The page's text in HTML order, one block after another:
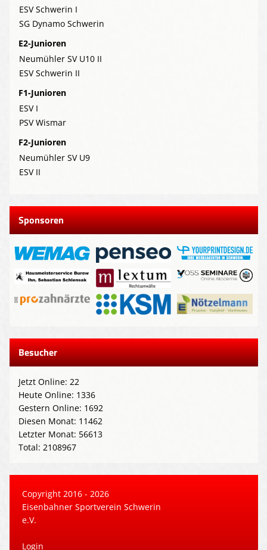
ESV Schwerin I
SG Dynamo Schwerin
E2-Junioren
Neumühler SV U10 II
ESV Schwerin II
F1-Junioren
ESV I
PSV Wismar
F2-Junioren
Neumühler SV U9
ESV II
Sponsoren
Besucher
Jetzt Online: 22
Heute Online: 1336
Gestern Online: 1692
Diesen Monat: 11462
Letzter Monat: 56613
Total: 2108967
Copyright 2016 - 2026
Eisenbahner Sportverein Schwerin
e.V.
Login